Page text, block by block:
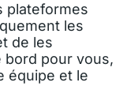
plateformes
les
de les
bord pour vous,
équipe et le